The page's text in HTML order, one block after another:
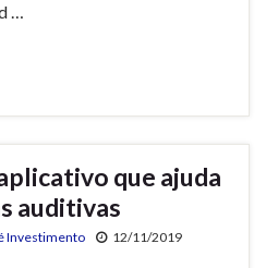
…
que ajuda
auditivas
Investimento 12/11/2019